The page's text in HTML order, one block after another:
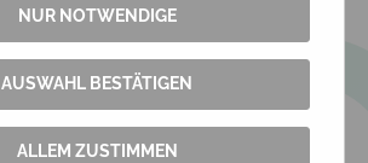
NUR NOTWENDIGE
AUSWAHL BESTÄTIGEN
ALLEM ZUSTIMMEN